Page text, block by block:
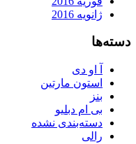
ژانویه 2016
دسته‌ها
آ او دی
استون مارتین
بنز
بی ام دبلیو
دسته‌بندی نشده
رالی